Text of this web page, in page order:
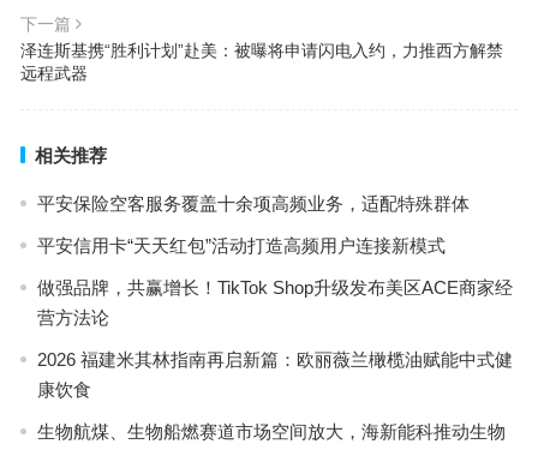
下一篇
泽连斯基携“胜利计划”赴美：被曝将申请闪电入约，力推西方解禁
远程武器
相关推荐
平安保险空客服务覆盖十余项高频业务，适配特殊群体
平安信用卡“天天红包”活动打造高频用户连接新模式
做强品牌，共赢增长！TikTok Shop升级发布美区ACE商家经
营方法论
2026 福建米其林指南再启新篇：欧丽薇兰橄榄油赋能中式健
康饮食
生物航煤、生物船燃赛道市场空间放大，海新能科推动生物